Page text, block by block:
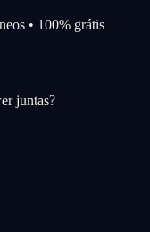
• 100% grátis
juntas?